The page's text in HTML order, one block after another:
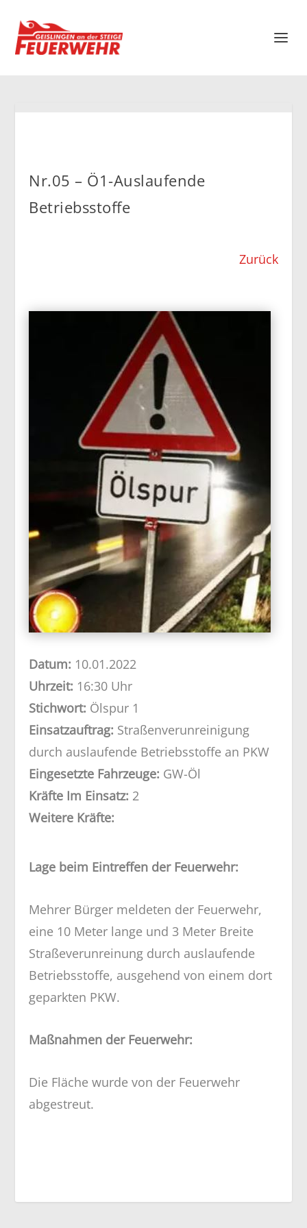
Nr.05 – Ö1-Auslaufende
Betriebsstoffe
Zurück
Datum: 10.01.2022
Uhrzeit: 16:30 Uhr
Stichwort: Ölspur 1
Einsatzauftrag: Straßenverunreinigung
durch auslaufende Betriebsstoffe an PKW
Eingesetzte Fahrzeuge: GW-Öl
Kräfte Im Einsatz: 2
Weitere Kräfte:
Lage beim Eintreffen der Feuerwehr:
Mehrer Bürger meldeten der Feuerwehr,
eine 10 Meter lange und 3 Meter Breite
Straßeverunreinung durch auslaufende
Betriebsstoffe, ausgehend von einem dort
geparkten PKW.
Maßnahmen der Feuerwehr:
Die Fläche wurde von der Feuerwehr
abgestreut.